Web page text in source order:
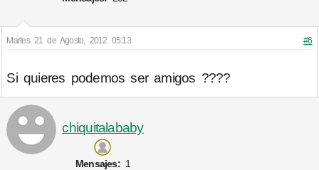
Martes 21 de Agosto, 2012 05:13 #6
Si quieres podemos ser amigos ????
chiquitalababy
Mensajes:1